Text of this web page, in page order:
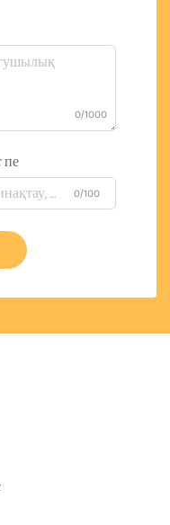
0/1000
пе
0/100